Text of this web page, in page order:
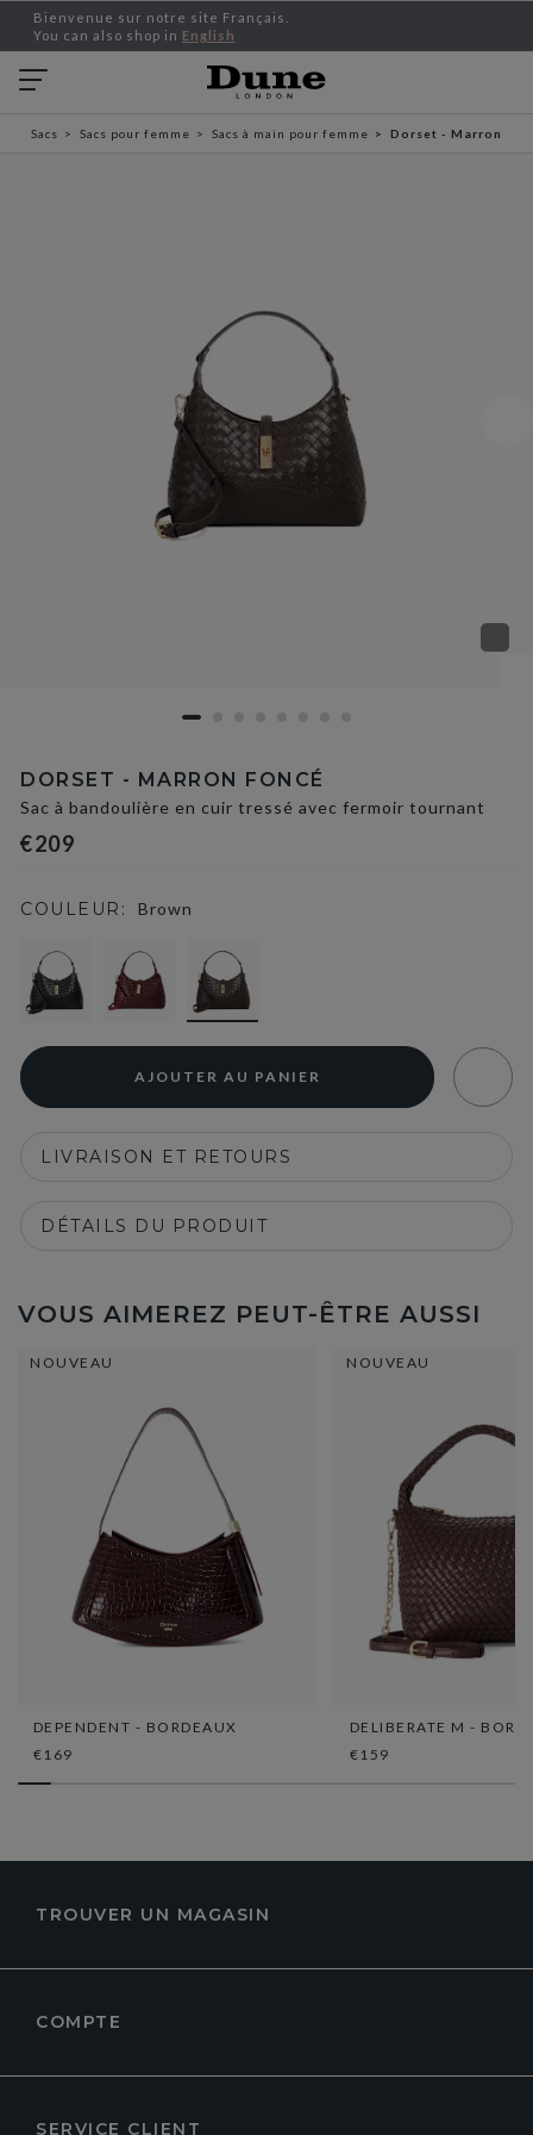
Bienvenue sur notre site Français.
You can also shop in English
Sacs Sacs pour femme Sacs à main pour femme Dorset - Marron
DORSET - MARRON FONCÉ
Sac à bandoulière en cuir tressé avec fermoir tournant
€209
COULEUR: Brown
AJOUTER AU PANIER
LIVRAISON ET RETOURS
DÉTAILS DU PRODUIT
VOUS AIMEREZ PEUT-ÊTRE AUSSI
NOUVEAU
DEPENDENT - BORDEAUX
€169
NOUVEAU
DELIBERATE M -
€159
TROUVER UN MAGASIN
COMPTE
SERVICE CLIENT